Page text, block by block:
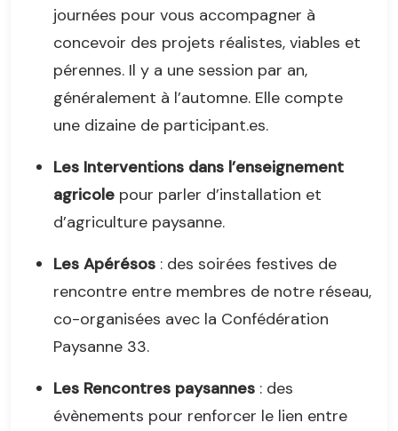
journées pour vous accompagner à
concevoir des projets réalistes, viables et
pérennes. Il y a une session par an,
généralement à l’automne. Elle compte
une dizaine de participant.es.
Les Interventions dans l’enseignement
agricole pour parler d’installation et
d’agriculture paysanne.
Les Apérésos : des soirées festives de
rencontre entre membres de notre réseau,
co-organisées avec la Confédération
Paysanne 33.
Les Rencontres paysannes : des
évènements pour renforcer le lien entre